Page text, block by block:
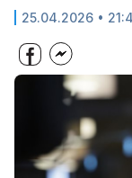
25.04.2026 •